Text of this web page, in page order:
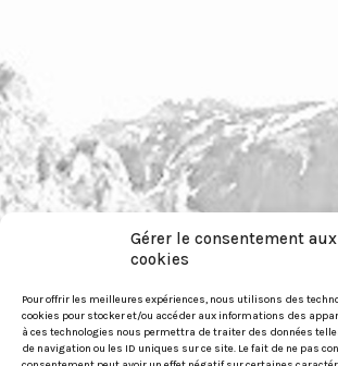
Gérer le consentement aux
cookies
Pour offrir les meilleures expériences, nous utilisons des
cookies pour stocker et/ou accéder aux informations des
à ces technologies nous permettra de traiter des données
de navigation ou les ID uniques sur ce site. Le fait de ne pas
pour nous contacter :
https://festiwild.org/